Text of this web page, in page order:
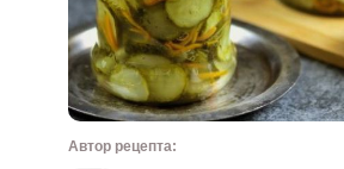
Автор рецепта: